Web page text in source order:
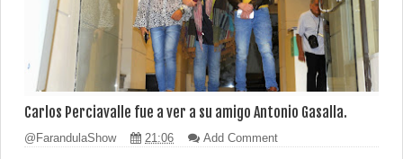
Carlos Perciavalle fue a ver a su amigo Antonio Gasalla.
@FarandulaShow 21:06 Add Comment